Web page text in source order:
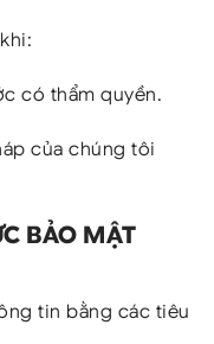
có thẩm quyền.
của chúng tôi
BẢO MẬT
tin bằng các tiêu